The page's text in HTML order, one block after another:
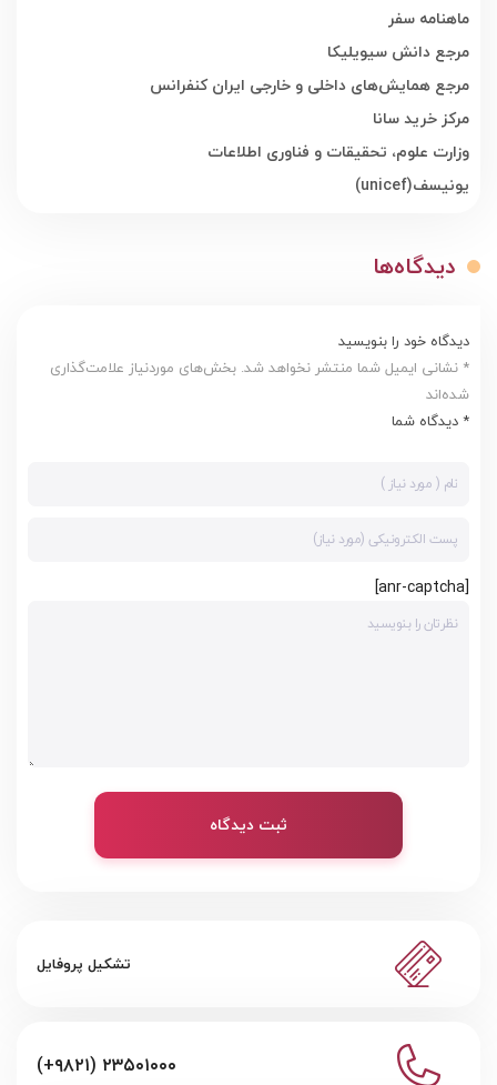
ماهنامه سفر
مرجع دانش سیویلیکا
مرجع همایش‌های داخلی و خارجی ایران کنفرانس
مرکز خرید سانا
وزارت علوم، تحقیقات و فناوری اطلاعات
یونیسف(unicef)
دیدگاه‌ها
دیدگاه خود را بنویسید
* نشانی ایمیل شما منتشر نخواهد شد. بخش‌های موردنیاز علامت‌گذاری
شده‌اند
* دیدگاه شما
[anr-captcha]
ثبت دیدگاه
تشکیل پروفایل
(+۹۸۲۱) ۲۳۵۰۱۰۰۰